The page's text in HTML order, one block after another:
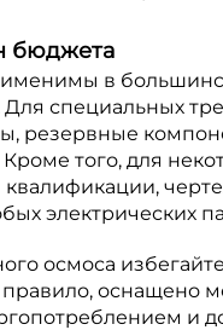
бюджета
в
специальных
резервные
того, для
электрических
осмоса
правило,
и